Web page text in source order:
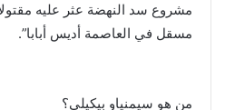
مشروع سد النهضة عثر عليه
مسقل في العاصمة أديس أبابا”.
من هو سيمنياو بيكيلي؟